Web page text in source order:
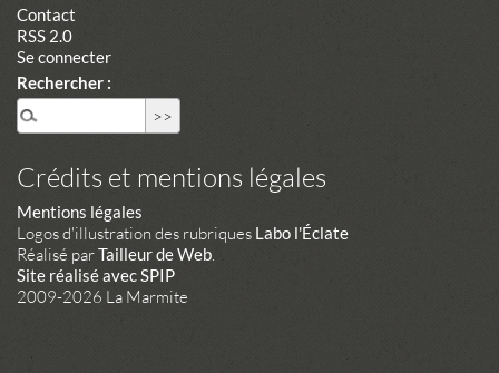
Contact
RSS 2.0
Se connecter
Rechercher :
Crédits et mentions légales
Mentions légales
Logos d'illustration des rubriques Labo l'Éclate
Réalisé parTailleur de Web.
Site réalisé avec SPIP
2009-2026 La Marmite